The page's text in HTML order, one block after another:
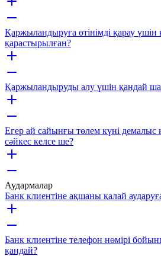
Қаржыландыруға өтінімді қарау үшін
қарастырылған?
Қаржыландыруды алу үшін қандай
Егер ай сайынғы төлем күні демалыс
сәйкес келсе ше?
Аудармалар
Банк клиентіне ақшаны қалай
Банк клиентіне телефон нөмірі
қандай?